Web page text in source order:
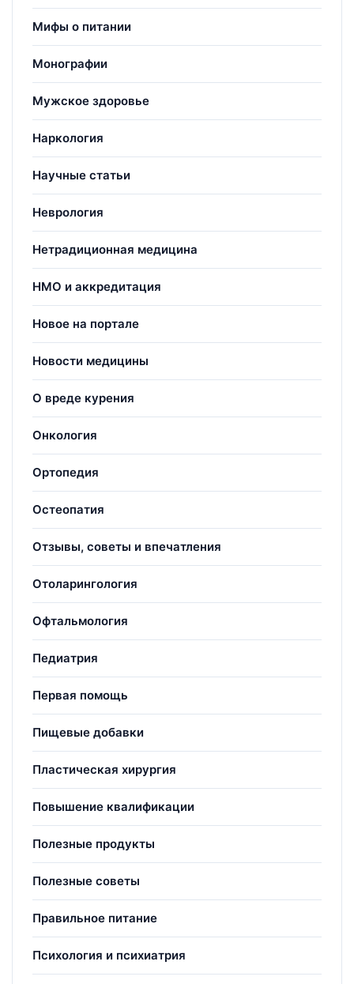
Мифы о питании
Монографии
Мужское здоровье
Наркология
Научные статьи
Неврология
Нетрадиционная медицина
НМО и аккредитация
Новое на портале
Новости медицины
О вреде курения
Онкология
Ортопедия
Остеопатия
Отзывы, советы и впечатления
Отоларингология
Офтальмология
Педиатрия
Первая помощь
Пищевые добавки
Пластическая хирургия
Повышение квалификации
Полезные продукты
Полезные советы
Правильное питание
Психология и психиатрия